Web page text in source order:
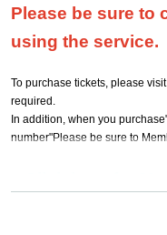
Please be sure to
using the service.
To purchase tickets, please
required.
In addition, when you purchase
number"Please be sure to
Click here for
Membership